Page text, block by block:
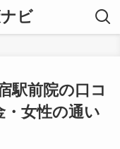
ビ
駅前院の口コ
・女性の通い